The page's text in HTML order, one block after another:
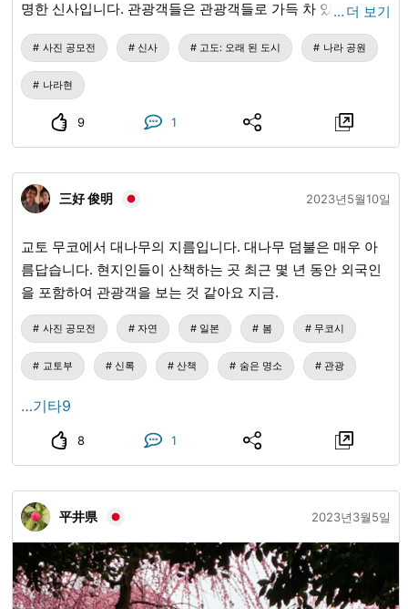
명한 신사입니다. 관광객들은 관광객들로 가득 차 있으며 신
앙에 대해서도 매우 독실합니다. 나라를 방문 할 때 꼭 봐야 할
곳입니다.
… 더 보기
사진 공모전 신사 고도: 오래 된 도시 나라 공원
나라현
9 1
三好 俊明 2023년5월10일
교토 무코에서 대나무의 지름입니다. 대나무 덤불은 매우 아
름답습니다. 현지인들이 산책하는 곳 최근 몇 년 동안 외국인
을 포함하여 관광객을 보는 것 같아요 지금.
사진 공모전 자연 일본 봄 무코시
교토부 신록 산책 숨은 명소 관광
…기타9
8 1
平井県 2023년3월5일